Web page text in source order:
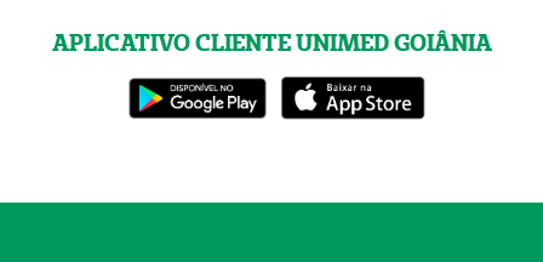
APLICATIVO CLIENTE UNIMED GOIÂNIA